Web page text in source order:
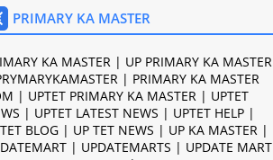
PRIMARY KA MASTER
KA MASTER | UP PRIMARY KA MASTER
| PRIMARY KA MASTER
| UPTET PRIMARY KA MASTER | UPTET
| UPTET LATEST NEWS | UPTET HELP |
BLOG | UP TET NEWS | UP KA MASTER |
| UPDATEMARTS | UPDATE MART